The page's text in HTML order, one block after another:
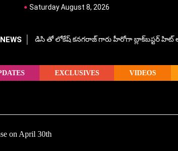
Saturday August 8, 2026
డిసి తో లోకేష్ కనగరాజ్ గారు హీరోగా బ్లాక్‌బస్టర్ హిట్
EXCLUSIVES VIDEOS
on April 30th